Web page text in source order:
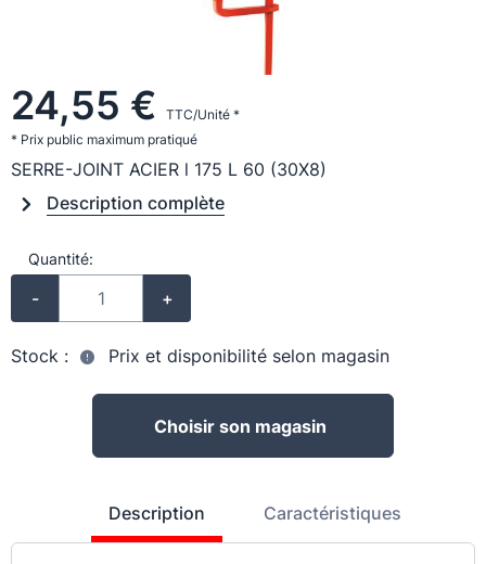
24,55 €
TTC/Unité *
* Prix public maximum pratiqué
SERRE-JOINT ACIER l 175 L 60 (30X8)
Description complète
Quantité:
- +
Stock : Prix et disponibilité selon magasin
Choisir son magasin
Description Caractéristiques